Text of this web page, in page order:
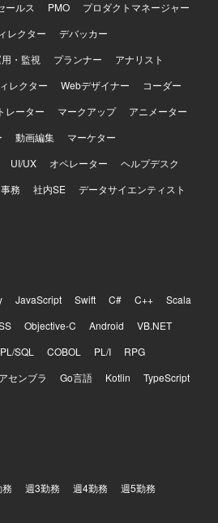
ールス PMO
プロダクトマネージャー
レクター
デバッカー
・監視 プランナー
アナリスト
レクター Webデザイナー
コーダー
レーター マークアップ
アニメーター
動画編集
マーケター
UI/UX オペレーター
ヘルプデスク
事務 社内SE
データサイエンティスト
JavaScript Swift C# C++
Scala
Objective-C Android
VB.NET
PL/SQL COBOL PL/I
RPG
アセンブラ Go言語 Kotlin
TypeScript
週3勤務 週4勤務 週5勤務